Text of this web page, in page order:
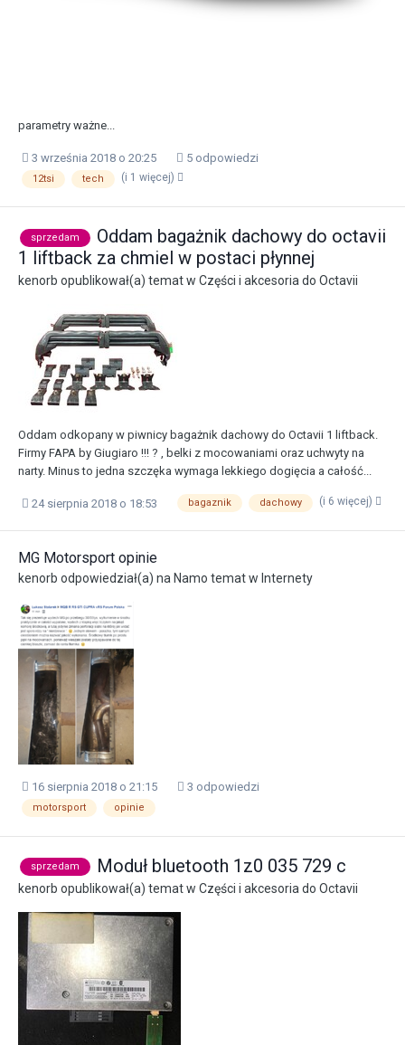
parametry ważne...
3 września 2018 o 20:25 5 odpowiedzi
12tsi tech (i 1 więcej)
sprzedam
Oddam bagażnik dachowy do octavii
1 liftback za chmiel w postaci płynnej
kenorb opublikował(a) temat w Części i akcesoria do Octavii
Oddam odkopany w piwnicy bagażnik dachowy do Octavii 1 liftback.
Firmy FAPA by Giugiaro !!! ? , belki z mocowaniami oraz uchwyty na
narty. Minus to jedna szczęka wymaga lekkiego dogięcia a całość...
24 sierpnia 2018 o 18:53 bagaznik dachowy (i 6 więcej)
MG Motorsport opinie
kenorb odpowiedział(a) na Namo temat w Internety
16 sierpnia 2018 o 21:15 3 odpowiedzi
motorsport opinie
sprzedam Moduł bluetooth 1z0 035 729 c
kenorb opublikował(a) temat w Części i akcesoria do Octavii